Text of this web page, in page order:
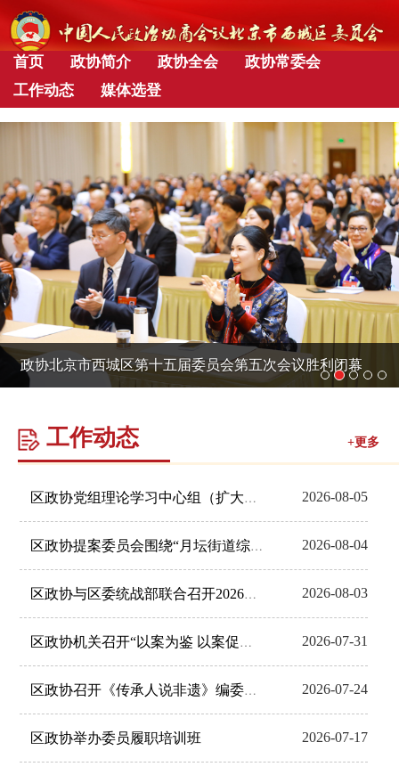
首页 政协简介 政协全会
政协常委会
工作动态
媒体选登
政协北京市西城区第十五届委员会第五次会议胜利闭幕
+更多
工作动态
区政协党组理论学习中心组（扩大）开展调研... 2026-08-05
区政协提案委员会围绕“月坛街道综合文化中... 2026-08-04
区政协与区委统战部联合召开2026年区情... 2026-08-03
区政协机关召开“以案为鉴 以案促改”警示... 2026-07-31
区政协召开《传承人说非遗》编委会会议 2026-07-24
区政协举办委员履职培训班 2026-07-17